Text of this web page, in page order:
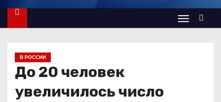
к
В РОССИИ
До 20 человек
увеличилось число